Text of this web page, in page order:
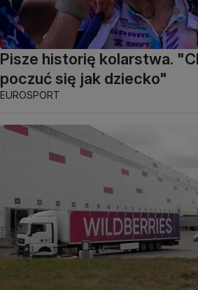
Pisze historię kolarstwa.
poczuć się jak dziecko"
EUROSPORT